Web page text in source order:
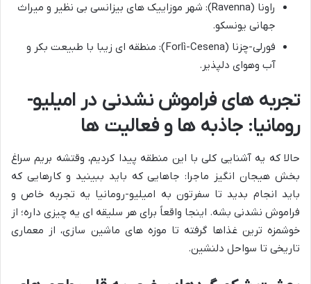
راونا (Ravenna): شهر موزاییک های بیزانسی بی نظیر و میراث
جهانی یونسکو.
فورلی-چزنا (Forlì-Cesena): منطقه ای زیبا با طبیعت بکر و
آب وهوای دلپذیر.
تجربه های فراموش نشدنی در امیلیو-
رومانیا: جاذبه ها و فعالیت ها
حالا که یه آشنایی کلی با این منطقه پیدا کردیم، وقتشه بریم سراغ
بخش هیجان انگیز ماجرا: جاهایی که باید ببینید و کارهایی که
باید انجام بدید تا سفرتون به امیلیو-رومانیا یه تجربه خاص و
فراموش نشدنی بشه. اینجا واقعاً برای هر سلیقه ای یه چیزی داره؛ از
خوشمزه ترین غذاها گرفته تا موزه های ماشین سازی، از معماری
تاریخی تا سواحل دلنشین.